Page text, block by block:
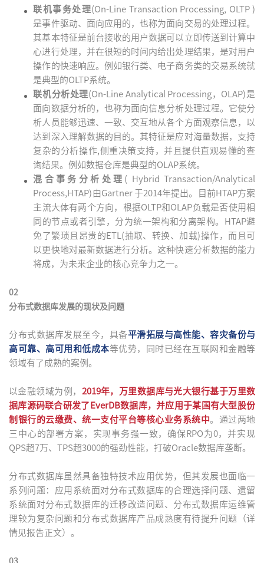
联机事务处理(On-Line Transaction Processing, OLTP )
是事件驱动、面向应用的，也称为面向交易的处理过程。
其基本特征是前台接收的用户数据可以立即传送到计算中
心进行处理，并在很短的时间内给出处理结果，是对用户
操作的快速响应。例如银行类、电子商务类的交易系统就
是典型的OLTP系统。
联机分析处理(On-Line Analytical Processing，OLAP)是
面向数据分析的，也称为面向信息分析处理过程。它使分
析人员能够迅速、一致、交互地从各个方面观察信息，以
达到深入理解数据的目的。其特征是应对海量数据，支持
复杂的分析操作,侧重决策支持，并且提供直观易懂的查
询结果。例如数据仓库是典型的OLAP系统。
混合事务分析处理 ( Hybrid Transaction/Analytical
Process,HTAP)由Gartner 于2014年提出。目前HTAP方案
主流大体有两个方向，根据OLTP和OLAP负载是否使用相
同的节点或者引擎，分为统一架构和分离架构。HTAP避
免了繁琐且昂贵的ETL(抽取、转换、加载)操作，而且可
以更快地对最新数据进行分析。这种快速分析数据的能力
将成，为未来企业的核心竞争力之一。
02
分布式数据库发展的现状及问题
分布式数据库发展至今，具备平滑拓展与高性能、容灾备份与
高可靠、高可用和低成本等优势，同时已经在互联网和金融等
领域有了成熟的案例。
以金融领域为例， 2019年，万里数据库与光大银行基于万里数
据库源码联合研发了EverDB数据库，并应用于某国有大型股份
制银行的云缴费、统一支付平台等核心业务系统中。通过两地
三中心的部署方案，实现事务强一致，确保RPO为0，并实现
QPS超7万、TPS超3000的强劲性能，打破Oracle数据库垄断。
分布式数据库虽然具备独特技术应用优势，但其发展也面临一
系列问题：应用系统面对分布式数据库的合理选择问题、遗留
系统面对分布式数据库的迁移改造问题、分布式数据库运维管
理较为复杂问题和分布式数据库产品成熟度有待提升问题（详
情见报告正文）。
03